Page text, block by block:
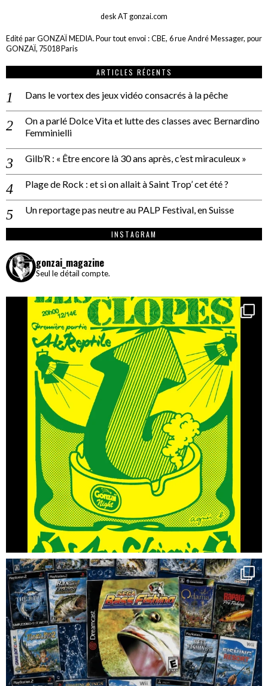
desk AT gonzai.com
Edité par GONZAÏ MEDIA. Pour tout envoi : CBE, 6 rue André Messager, pour
GONZAÏ, 75018 Paris
ARTICLES RÉCENTS
Dans le vortex des jeux vidéo consacrés à la pêche
On a parlé Dolce Vita et lutte des classes avec Bernardino
Femminielli
Gilb’R : « Être encore là 30 ans après, c’est miraculeux »
Plage de Rock : et si on allait à Saint Trop’ cet été ?
Un reportage pas neutre au PALP Festival, en Suisse
INSTAGRAM
gonzai_magazine
Seul le détail compte.